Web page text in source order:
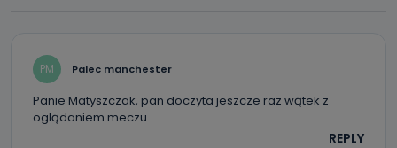
PM Palec manchester
Panie Matyszczak, pan doczyta jeszcze raz wątek z
oglądaniem meczu.
REPLY